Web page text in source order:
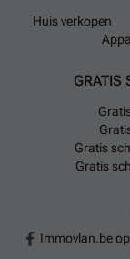
Huis verkopen
GRATIS
Gratis
Gratis
Immovlan.be